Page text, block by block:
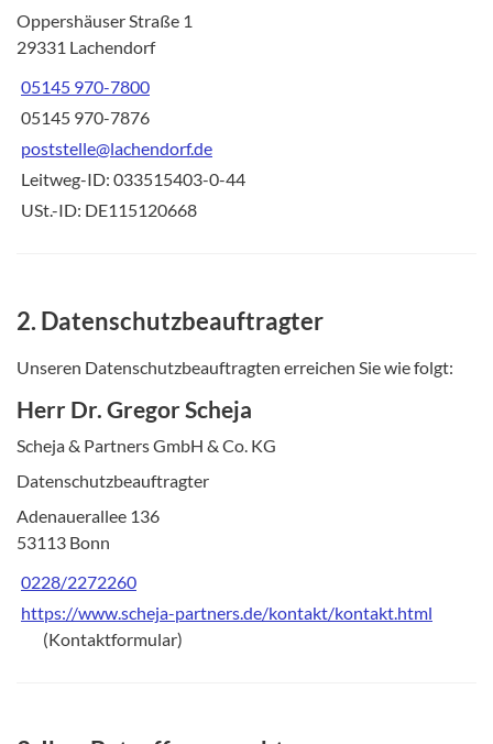
Oppershäuser Straße 1
29331 Lachendorf
05145 970-7800
05145 970-7876
poststelle@lachendorf.de
Leitweg-ID: 033515403-0-44
USt.-ID: DE115120668
2. Datenschutzbeauftragter
Unseren Datenschutzbeauftragten erreichen Sie wie folgt:
Herr Dr. Gregor Scheja
Scheja & Partners GmbH & Co. KG
Datenschutzbeauftragter
Adenauerallee 136
53113 Bonn
0228/2272260
https://www.scheja-partners.de/kontakt/kontakt.html
(Kontaktformular)